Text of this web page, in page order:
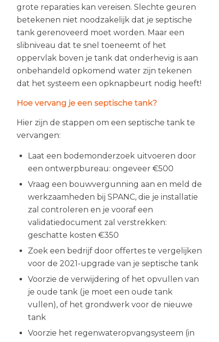
grote reparaties kan vereisen. Slechte geuren
betekenen niet noodzakelijk dat je septische
tank gerenoveerd moet worden. Maar een
slibniveau dat te snel toeneemt of het
oppervlak boven je tank dat onderhevig is aan
onbehandeld opkomend water zijn tekenen
dat het systeem een opknapbeurt nodig heeft!
Hoe vervang je een septische tank?
Hier zijn de stappen om een septische tank te
vervangen:
Laat een bodemonderzoek uitvoeren door
een ontwerpbureau: ongeveer €500
Vraag een bouwvergunning aan en meld de
werkzaamheden bij SPANC, die je installatie
zal controleren en je vooraf een
validatiedocument zal verstrekken:
geschatte kosten €350
Zoek een bedrijf door offertes te vergelijken
voor de 2021-upgrade van je septische tank
Voorzie de verwijdering of het opvullen van
je oude tank (je moet een oude tank
vullen), of het grondwerk voor de nieuwe
tank
Voorzie het regenwateropvangsysteem (in